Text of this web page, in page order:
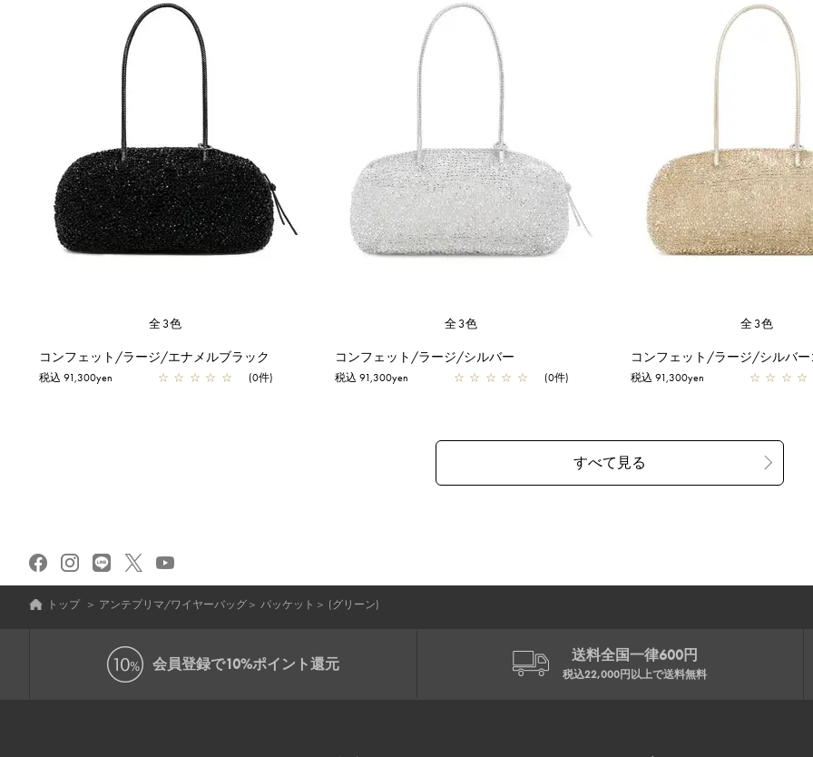
全3色
コンフェット/ラージ/エナメルブラック
税込 91,300yen ☆ ☆ ☆ ☆ ☆ (0件)
全3色
コンフェット/ラージ/シルバー
税込 91,300yen ☆ ☆ ☆ ☆ ☆ (0件)
全3色
コンフェット/ラージ/シルバー
税込 91,300yen ☆ ☆ ☆ ☆
トップ ＞ アンテプリマ/ワイヤーバッグ＞ パッケット ＞ (グリーン)
会員登録で10%ポイント還元 送料全国一律600円
税込22,000円以上で送料無料